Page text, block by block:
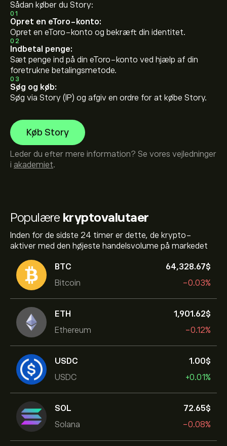
Populære kryptovalutaer
Inden for de sidste 24 timer er dette, de krypto-
aktiver med den højeste handelsvolume på markedet
BTC
Bitcoin
64,328.67‎$‎
-0.03%
ETH
Ethereum
1,901.62‎$‎
-0.12%
USDC
USDC
1.00‎$‎
+0.01%
SOL
Solana
72.65‎$‎
-0.08%
Sådan køber du Story:
01
Opret en eToro-konto:
Opret en eToro-konto og bekræft din identitet.
02
Indbetal penge:
Sæt penge ind på din eToro-konto ved hjælp af din
foretrukne betalingsmetode.
03
Søg og køb:
Søg via Story (IP) og afgiv en ordre for at købe Story.
Køb Story
Leder du efter mere information? Se vores vejledninger
i akademiet.